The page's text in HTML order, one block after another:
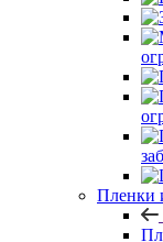
Пленки